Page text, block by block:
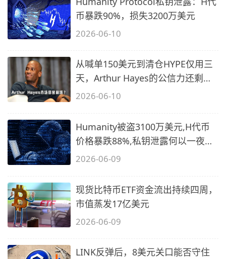
币暴跌90%，损失3200万美元
2026-06-10
从喊单150美元到清仓HYPE仅用三
天，Arthur Hayes的公信力还剩多
少？
2026-06-10
Humanity被盗3100万美元,H代币
价格暴跌88%,私钥泄露何以一夜归
零?
2026-06-09
现货比特币ETF资金流出持续四周，
市值蒸发17亿美元
2026-06-09
LINK反弹后，8美元关口能否守住